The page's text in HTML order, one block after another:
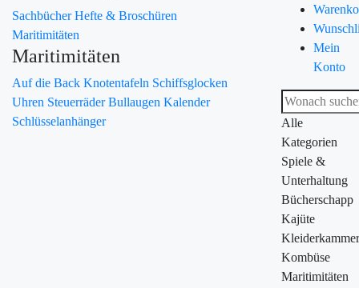
SachbücherHefte & Broschüren
Maritimitäten
Maritimitäten
Auf die Back Knotentafeln Schiffsglocken
Uhren SteuerräderBullaugen Kalender
Schlüsselanhänger
Mein
Konto
Alle
Kategorien
Spiele &
Unterhaltung
Bücherschapp
Kajüte
Kleiderkammer
Kombüse
Maritimitäten